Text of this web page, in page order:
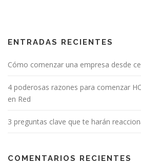
ENTRADAS RECIENTES
Cómo comenzar una empresa desde
4 poderosas razones para comenzar
en Red
3 preguntas clave que te harán
COMENTARIOS RECIENTES